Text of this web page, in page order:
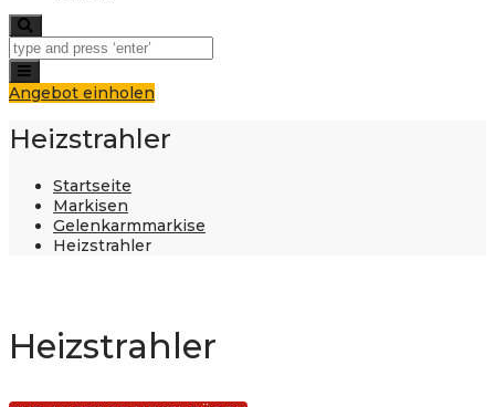
Toggle
navigation
Angebot einholen
Heizstrahler
Startseite
Markisen
Gelenkarmmarkise
Heizstrahler
Heizstrahler